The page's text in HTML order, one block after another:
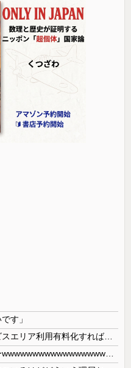
す」
【有能】政府「トラックはサービスエリア利用有料化すればサボらず走るし流問題解決じゃね？」